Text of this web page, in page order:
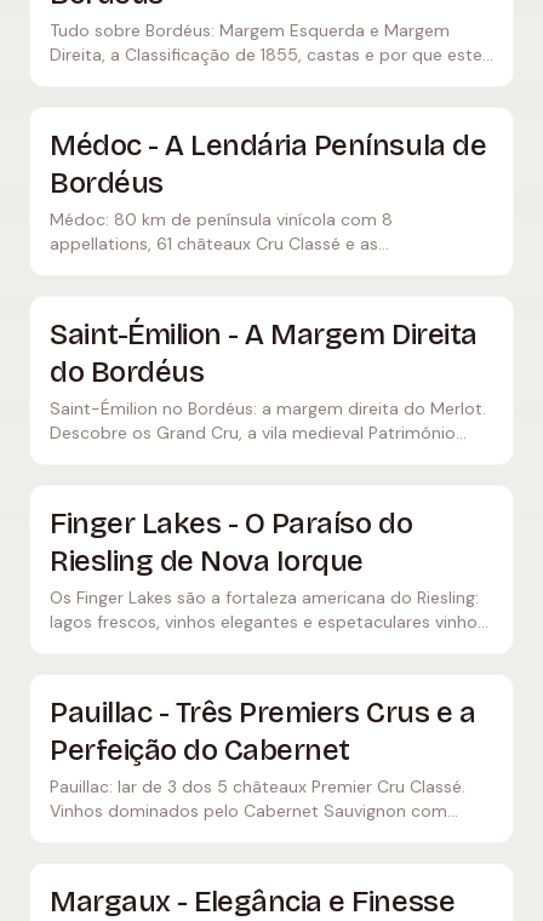
Tudo sobre Bordéus: Margem Esquerda e Margem
Direita, a Classificação de 1855, castas e por que estes
Médoc - A Lendária Península de
Bordéus
Médoc: 80 km de península vinícola com 8
appellations, 61 châteaux Cru Classé e as
Saint-Émilion - A Margem Direita
do Bordéus
Saint-Émilion no Bordéus: a margem direita do Merlot.
Descobre os Grand Cru, a vila medieval Património
Finger Lakes - O Paraíso do
Riesling de Nova Iorque
Os Finger Lakes são a fortaleza americana do Riesling:
lagos frescos, vinhos elegantes e espetaculares vinhos
Pauillac - Três Premiers Crus e a
Perfeição do Cabernet
Pauillac: lar de 3 dos 5 châteaux Premier Cru Classé.
Vinhos dominados pelo Cabernet Sauvignon com
Margaux - Elegância e Finesse